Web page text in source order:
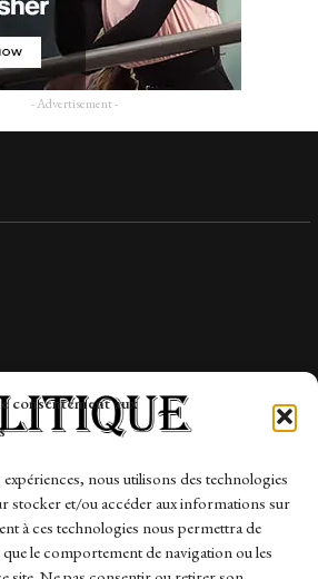
consentement aux
nous utilisons des technologies
stocker et/ou accéder aux informations sur
à ces technologies nous permettra de
le comportement de navigation ou les
- Advertisement -